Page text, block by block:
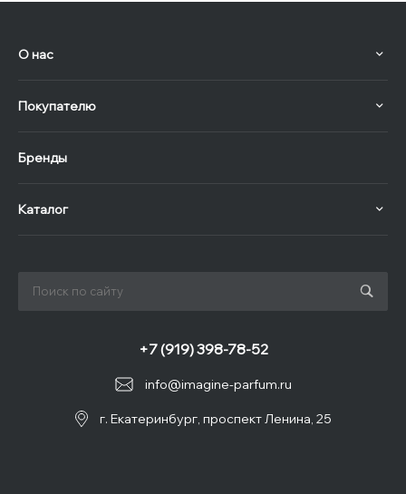
О нас
Покупателю
Бренды
Каталог
info@imagine-parfum.ru
+7 (919) 398-78-52
г. Екатеринбург, проспект Ленина, 25